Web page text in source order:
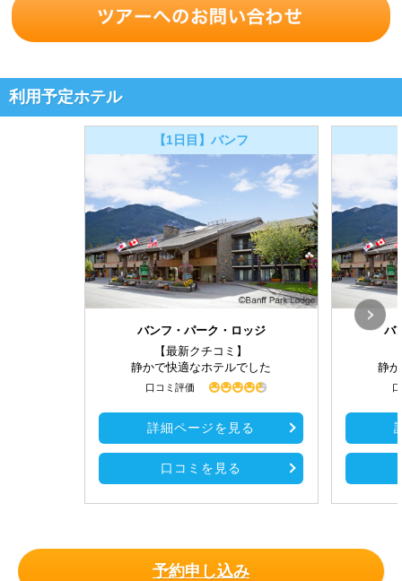
利用予定ホテル
【1日目】バンフ
バンフ・パーク・ロッジ
【最新クチコミ】
静かで快適なホテルでした
口コミ評価
詳細ページを見る
口コミを見る
バ
静
予約申し込み